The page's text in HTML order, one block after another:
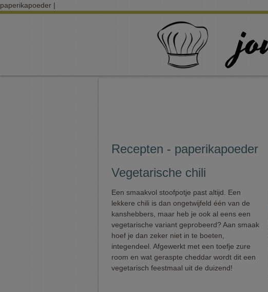
paperikapoeder |
Recepten - paperikapoeder
Vegetarische chili
Een smaakvol stoofpotje past altijd. Een
lekkere chili is dan ongetwijfeld één van de
kanshebbers, maar heb je ook al eens een
vegetarische variant geprobeerd? Aan smaak
hoef je dan zeker niet in te boeten,
integendeel. Afgewerkt met een toefje zure
room en wat geraspte cheddar wordt dit een
vegetarisch feestmaal uit de duizend!